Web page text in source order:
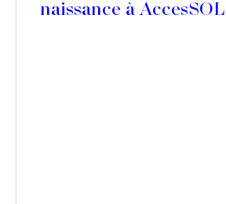
naissance à AccesSOL